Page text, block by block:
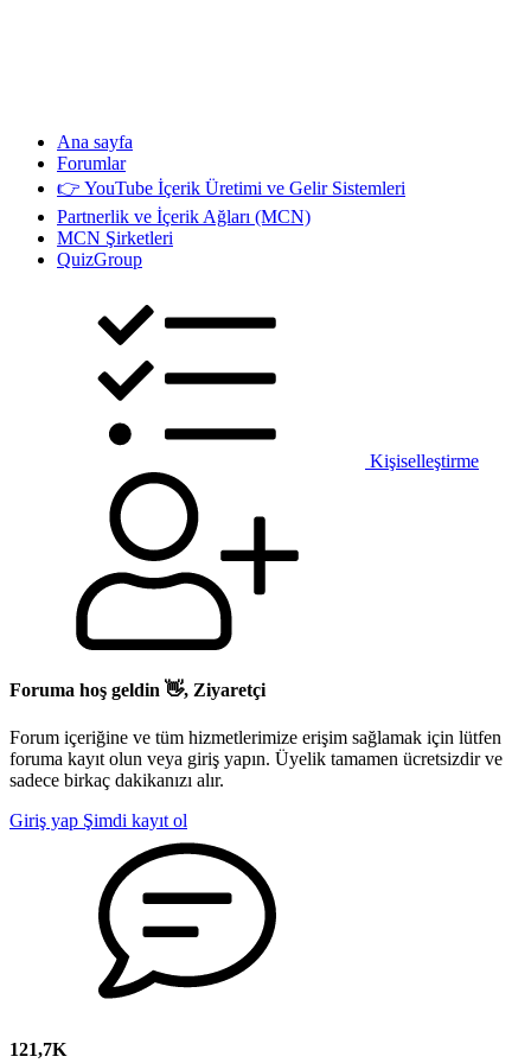
Ana sayfa
Forumlar
👉 YouTube İçerik Üretimi ve Gelir Sistemleri
Partnerlik ve İçerik Ağları (MCN)
MCN Şirketleri
QuizGroup
Kişiselleştirme
Foruma hoş geldin 👋, Ziyaretçi
Forum içeriğine ve tüm hizmetlerimize erişim sağlamak için lütfen
foruma kayıt olun veya giriş yapın. Üyelik tamamen ücretsizdir ve
sadece birkaç dakikanızı alır.
Giriş yap Şimdi kayıt ol
121,7K